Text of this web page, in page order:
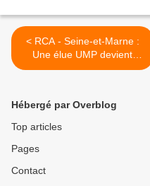
< RCA - Seine-et-Marne :
Une élue UMP devient
ministre centrafricaine
Hébergé par Overblog
Top articles
Pages
Contact